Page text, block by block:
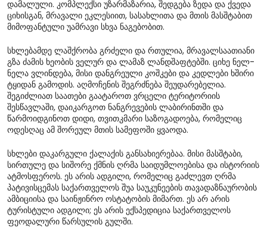
დამალული. კომპლექსი უზარმაზარია, შედგება ზედა და ქვედა
ციხისგან, მრავალი ეკლესიით, სასახლითა და მთის მასშტაბით
მიმოფანტული უამრავი სხვა ნაგებობით.
სხლებამდე ლაშქრობა გრძელი და რთულია, მრავალსაათიანი
გზა ძამის ხეობის ველურ და ლამაზ ლანდშაფტებში. ციხე ნელ-
ნელა ვლინდება, მისი დანგრეული კოშკები და კედლები ხშირი
ტყიდან გამოდის. აღმოჩენის შეგრძნება შეუდარებელია.
შეგიძლიათ საათები გაატაროთ ვრცელი ტერიტორიის
შესწავლაში, დაიკარგოთ ნანგრევების ლაბირინთში და
წარმოიდგინოთ დიდი, თვითკმარი საზოგადოება, რომელიც
ოდესღაც ამ შორეულ მთის სამეფოში ყვაოდა.
სხლები დაკარგული ქალაქის განსახიერებაა. მისი მასშტაბი,
სირთულე და სიშორე ქმნის ღრმა საიდუმლოებისა და ისტორიის
ატმოსფეროს. ეს არის ადგილი, რომელიც გაძლევთ ღრმა
პატივისცემას საქართველოს შუა საუკუნეების თავადაზნაურობის
ამბიციისა და საინჟინრო ოსტატობის მიმართ. ეს არ არის
ტურისტული ადგილი; ეს არის ექსპედიცია საქართველოს
ფეოდალური წარსულის გულში.